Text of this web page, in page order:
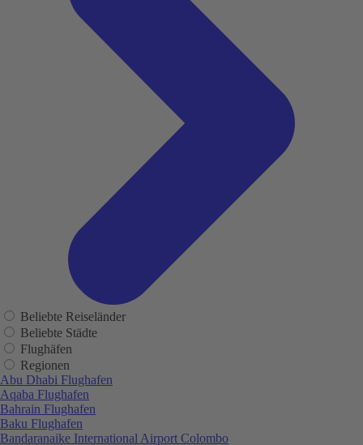
Beliebte Reiseländer
Beliebte Städte
Flughäfen
Regionen
Abu Dhabi Flughafen
Aqaba Flughafen
Bahrain Flughafen
Baku Flughafen
Bandaranaike International Airport Colombo